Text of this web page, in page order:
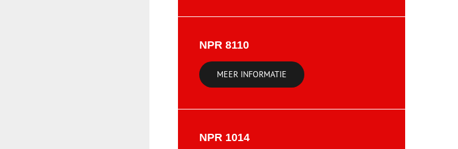
NPR 8110
MEER INFORMATIE
NPR 1014